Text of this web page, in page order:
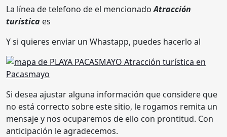
La línea de telefono de el mencionadoAtracción
turística es
Y si quieres enviar un Whastapp, puedes hacerlo al
Si desea ajustar alguna información que considere que
no está correcto sobre este sitio, le rogamos remita un
mensaje y nos ocuparemos de ello con prontitud. Con
anticipación le agradecemos.